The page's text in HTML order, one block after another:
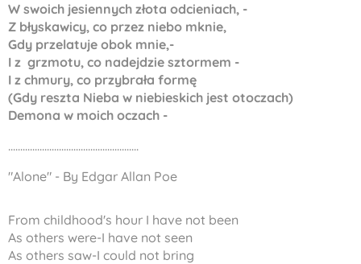
W swoich jesiennych złota odcieniach, -
Z błyskawicy, co przez niebo mknie,
Gdy przelatuje obok mnie,-
I z grzmotu, co nadejdzie sztormem -
I z chmury, co przybrała formę
(Gdy reszta Nieba w niebieskich jest otoczach)
Demona w moich oczach -
......................................................
"Alone" - By Edgar Allan Poe
From childhood's hour I have not been
As others were-I have not seen
As others saw-I could not bring